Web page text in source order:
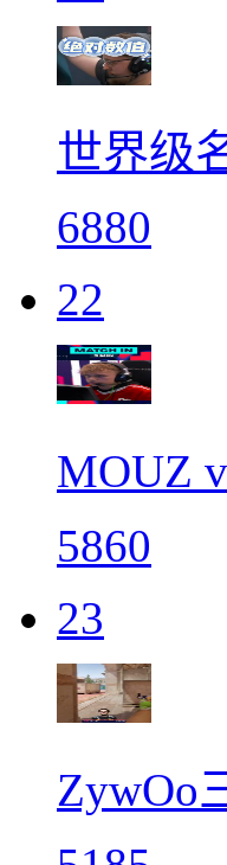
世界级
6880
22
MOUZ
5860
23
ZywOo